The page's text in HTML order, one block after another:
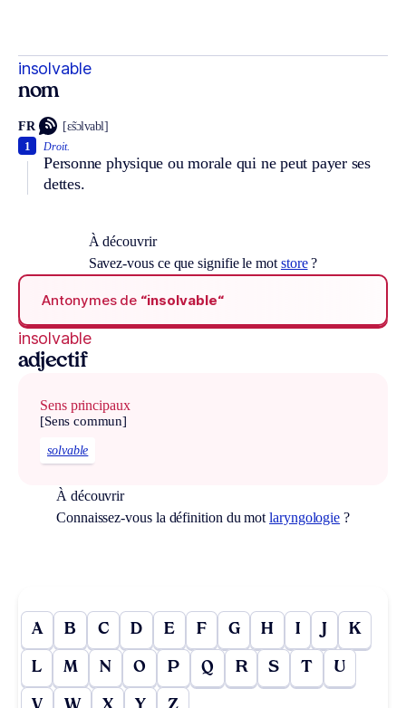
insolvable
nom
FR [ɛ̃sɔlvabl]
Droit.
Personne physique ou morale qui ne peut payer ses
dettes.
1
À découvrir
Savez-vous ce que signifie le mot store?
Antonymes de “insolvable“
insolvable
adjectif
Sens principaux
[Sens commun]
solvable
À découvrir
Connaissez-vous la définition du motlaryngologie ?
A B C D E F G H I J K
L M N O P Q R S T U